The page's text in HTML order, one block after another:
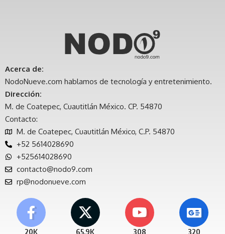
Acerca de:
NodoNueve.com hablamos de tecnología y entretenimiento.
Dirección:
M. de Coatepec, Cuautitlán México. CP. 54870
Contacto:
M. de Coatepec, Cuautitlán México, C.P. 54870
+52 5614028690
+525614028690
contacto@nodo9.com
rp@nodonueve.com
20K 65.9K 308 320